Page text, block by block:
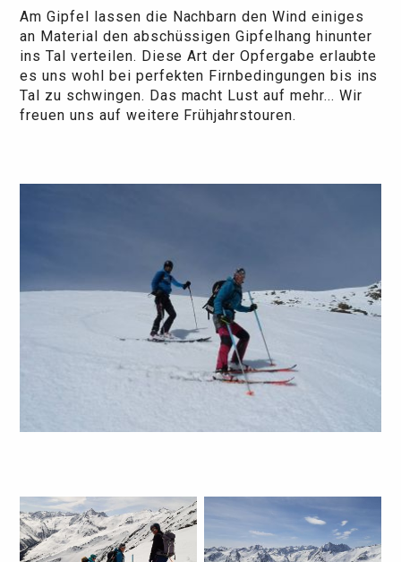
Am Gipfel lassen die Nachbarn den Wind einiges
an Material den abschüssigen Gipfelhang hinunter
ins Tal verteilen. Diese Art der Opfergabe erlaubte
es uns wohl bei perfekten Firnbedingungen bis ins
Tal zu schwingen. Das macht Lust auf mehr... Wir
freuen uns auf weitere Frühjahrstouren.